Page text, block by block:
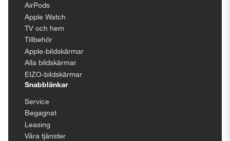
AirPods
Apple Watch
TV och hem
Tillbehör
Apple-bildskärmar
Alla bildskärmar
EIZO-bildskärmar
Snabblänkar
Service
Begagnat
Leasing
Våra tjänster